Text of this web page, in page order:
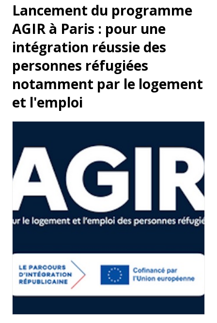
Lancement du programme
AGIR à Paris : pour une
intégration réussie des
personnes réfugiées
notamment par le logement
et l'emploi